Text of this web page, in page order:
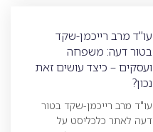
עו"ד מרב רייכמן-שקד
בטור דעה: משפחה
ועסקים – כיצד עושים זאת
נכון?
עו"ד מרב רייכמן-שקד בטור
דעה לאתר כלכליסט על